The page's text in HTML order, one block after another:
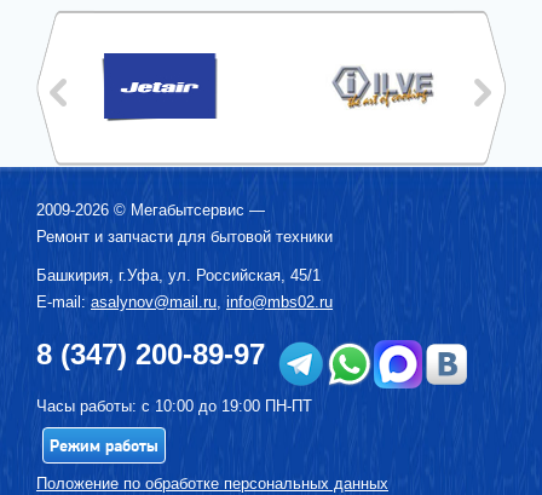
2009-2026 © Мегабытсервис —
Ремонт и запчасти для бытовой техники
Башкирия, г.Уфа, ул. Российская, 45/1
E-mail: asalynov@mail.ru, info@mbs02.ru
8 (347) 200-89-97
Часы работы: с 10:00 до 19:00 ПН-ПТ
Режим работы
Положение по обработке персональных данных